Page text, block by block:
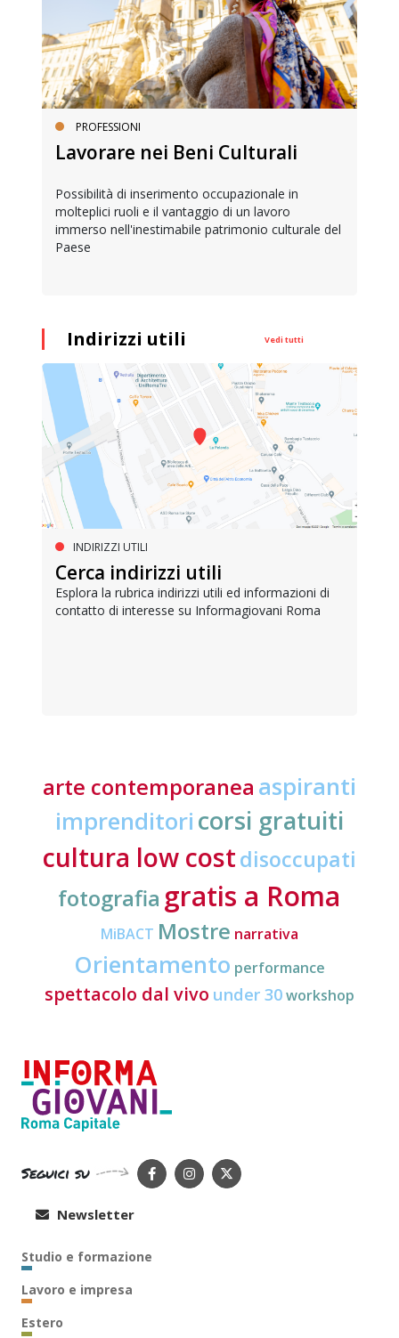
PROFESSIONI
Lavorare nei Beni Culturali
Possibilità di inserimento occupazionale in
molteplici ruoli e il vantaggio di un lavoro
immerso nell'inestimabile patrimonio culturale del
Paese
Indirizzi utili Vedi tutti
INDIRIZZI UTILI
Cerca indirizzi utili
Esplora la rubrica indirizzi utili ed informazioni di
contatto di interesse su Informagiovani Roma
arte contemporanea aspiranti
imprenditori corsi gratuiti
cultura low costdisoccupati
fotografia gratis a Roma
MiBACT Mostre narrativa
Orientamento performance
spettacolo dal vivo under 30workshop
Seguici su
Newsletter
Studio e formazione
Lavoro e impresa
Estero